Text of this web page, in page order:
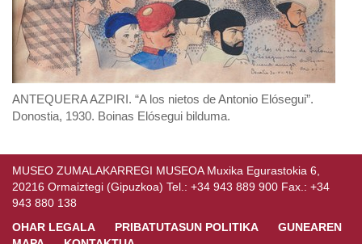
ANTEQUERA AZPIRI. “A los nietos de Antonio Elósegui”.
Donostia, 1930. Boinas Elósegui bilduma.
MUSEO ZUMALAKARREGI MUSEOA Muxika Egurastokia 6,
20216 Ormaiztegi (Gipuzkoa) Tel.: +34 943 889 900 Fax.: +34
943 880 138
OHAR LEGALA
PRIBATUTASUN POLITIKA
GUNEAREN